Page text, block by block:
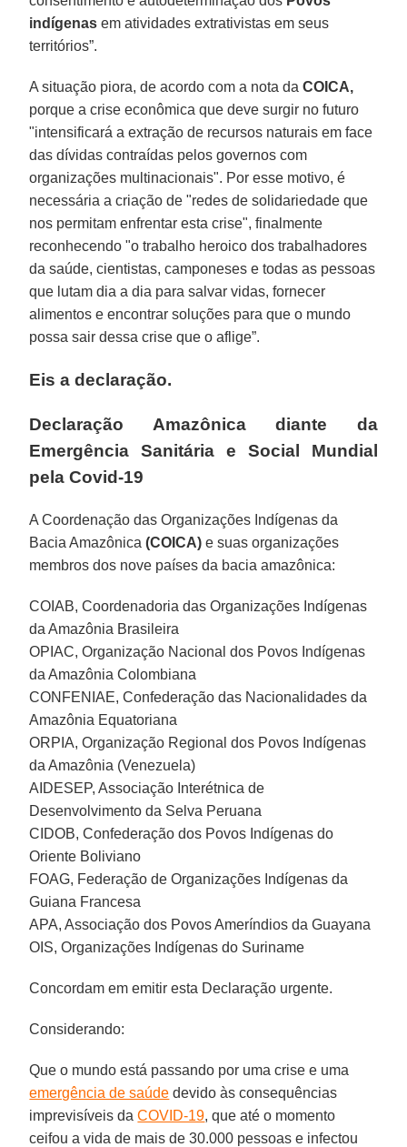
indígenas em atividades extrativistas em seus
territórios”.
A situação piora, de acordo com a nota daCOICA,
porque a crise econômica que deve surgir no futuro
"intensificará a extração de recursos naturais em face
das dívidas contraídas pelos governos com
organizações multinacionais". Por esse motivo, é
necessária a criação de "redes de solidariedade que
nos permitam enfrentar esta crise", finalmente
reconhecendo "o trabalho heroico dos trabalhadores
da saúde, cientistas, camponeses e todas as pessoas
que lutam dia a dia para salvar vidas, fornecer
alimentos e encontrar soluções para que o mundo
possa sair dessa crise que o aflige”.
Eis a declaração.
Declaração Amazônica diante da
Emergência Sanitária e Social Mundial
pela Covid-19
A Coordenação das Organizações Indígenas da
Bacia Amazônica(COICA) e suas organizações
membros dos nove países da bacia amazônica:
COIAB, Coordenadoria das Organizações Indígenas
da Amazônia Brasileira
OPIAC, Organização Nacional dos Povos Indígenas
da Amazônia Colombiana
CONFENIAE, Confederação das Nacionalidades da
Amazônia Equatoriana
ORPIA, Organização Regional dos Povos Indígenas
da Amazônia (Venezuela)
AIDESEP, Associação Interétnica de
Desenvolvimento da Selva Peruana
CIDOB, Confederação dos Povos Indígenas do
Oriente Boliviano
FOAG, Federação de Organizações Indígenas da
Guiana Francesa
APA, Associação dos Povos Ameríndios da Guayana
OIS, Organizações Indígenas do Suriname
Concordam em emitir esta Declaração urgente.
Considerando:
Que o mundo está passando por uma crise e uma
emergência de saúde devido às consequências
imprevisíveis daCOVID-19, que até o momento
ceifou a vida de mais de 30.000 pessoas e infectou